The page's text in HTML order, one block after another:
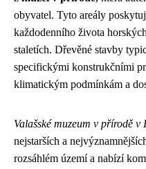
obyvatel. Tyto areály
každodenního života
staletích. Dřevěné stavby
specifickými konstrukčními
klimatickým podmínkám a
Valašské muzeum v přírodě v
nejstarších a
rozsáhlém území a nabízí